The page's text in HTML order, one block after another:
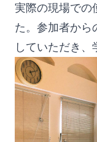
実際の現場での
た。参加者から
していただき、